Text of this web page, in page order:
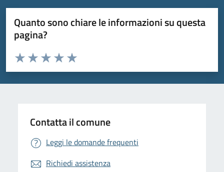
Quanto sono chiare le informazioni su questa
pagina?
Valuta da 1 a 5 stelle la pagina
Valuta 5 stelle su 5
Valuta 4 stelle su 5
Valuta 3 stelle su 5
Valuta 2 stelle su 5
Valuta 1 stelle su 5
Contatta il comune
Leggi le domande frequenti
Richiedi assistenza